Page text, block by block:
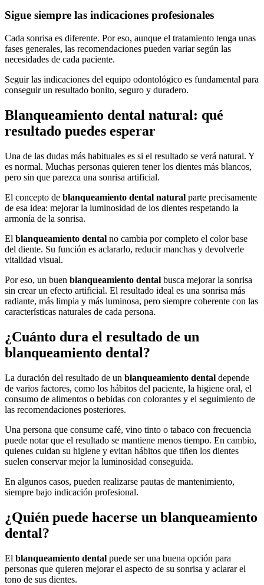
Sigue siempre las indicaciones profesionales
Cada sonrisa es diferente. Por eso, aunque el tratamiento tenga unas
fases generales, las recomendaciones pueden variar según las
necesidades de cada paciente.
Seguir las indicaciones del equipo odontológico es fundamental para
conseguir un resultado bonito, seguro y duradero.
Blanqueamiento dental natural: qué
resultado puedes esperar
Una de las dudas más habituales es si el resultado se verá natural. Y
es normal. Muchas personas quieren tener los dientes más blancos,
pero sin que parezca una sonrisa artificial.
El concepto de blanqueamiento dental natural parte precisamente
de esa idea: mejorar la luminosidad de los dientes respetando la
armonía de la sonrisa.
El blanqueamiento dental no cambia por completo el color base
del diente. Su función es aclararlo, reducir manchas y devolverle
vitalidad visual.
Por eso, un buen blanqueamiento dental busca mejorar la sonrisa
sin crear un efecto artificial. El resultado ideal es una sonrisa más
radiante, más limpia y más luminosa, pero siempre coherente con las
características naturales de cada persona.
¿Cuánto dura el resultado de un
blanqueamiento dental?
La duración del resultado de un blanqueamiento dental depende
de varios factores, como los hábitos del paciente, la higiene oral, el
consumo de alimentos o bebidas con colorantes y el seguimiento de
las recomendaciones posteriores.
Una persona que consume café, vino tinto o tabaco con frecuencia
puede notar que el resultado se mantiene menos tiempo. En cambio,
quienes cuidan su higiene y evitan hábitos que tiñen los dientes
suelen conservar mejor la luminosidad conseguida.
En algunos casos, pueden realizarse pautas de mantenimiento,
siempre bajo indicación profesional.
¿Quién puede hacerse un blanqueamiento
dental?
El blanqueamiento dental puede ser una buena opción para
personas que quieren mejorar el aspecto de su sonrisa y aclarar el
tono de sus dientes.